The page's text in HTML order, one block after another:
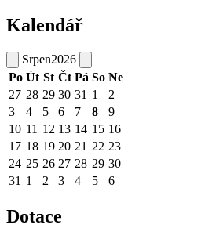
Kalendář
Srpen2026
Po Út St Čt Pá So Ne
27 28 29 30 31 1
2
3
4 5 6 7 8
9
10 11 12 13 14 15 16
17 18 19 20 21 22 23
24 25 26 27 28 29 30
31 1 2 3 4 5 6
Dotace